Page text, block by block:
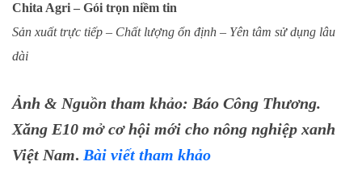
Chita Agri – Gói trọn niềm tin
Sản xuất trực tiếp – Chất lượng ổn định – Yên tâm sử dụng lâu
dài
Ảnh & Nguồn tham khảo: Báo Công Thương.
Xăng E10 mở cơ hội mới cho nông nghiệp xanh
Việt Nam. Bài viết tham khảo